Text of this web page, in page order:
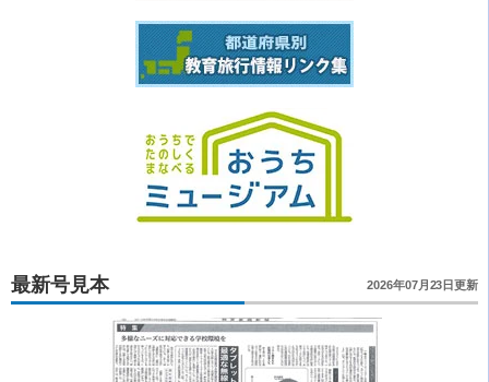
最新号見本 2026年07月23日更新